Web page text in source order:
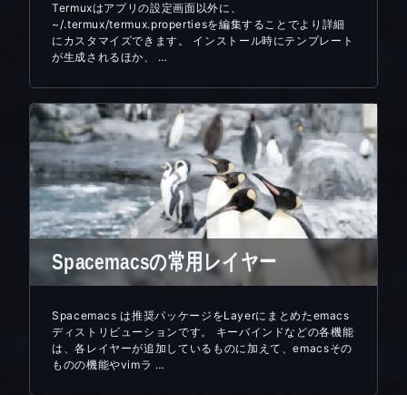
Termuxはアプリの設定画面以外に、
~/.termux/termux.propertiesを編集することでより詳細
にカスタマイズできます。 インストール時にテンプレート
が生成されるほか、 …
Spacemacsの常用レイヤー
Spacemacs は推奨パッケージをLayerにまとめたemacs
ディストリビューションです。 キーバインドなどの各機能
は、各レイヤーが追加しているものに加えて、emacsその
ものの機能やvimラ …